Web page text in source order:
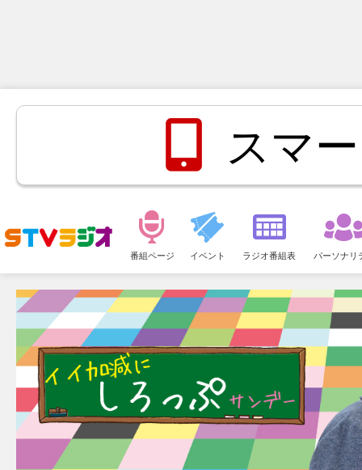
スマ
ュ
ー
番組ページ イベント ラジオ番組表 パーソナリ